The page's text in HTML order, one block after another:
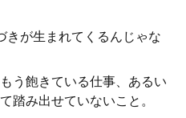
きが生まれてくるんじゃな
う飽きている仕事、あるい
踏み出せていないこと。